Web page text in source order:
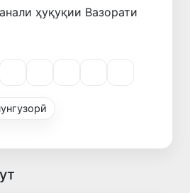
ҳуқуқии Вазорати